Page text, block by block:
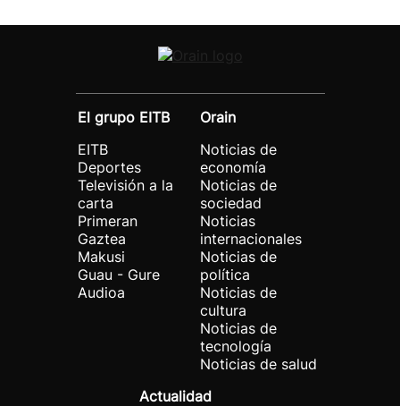
El grupo EITB
EITB
Deportes
Televisión a la
carta
Primeran
Gaztea
Makusi
Guau - Gure
Audioa
Orain
Noticias de
economía
Noticias de
sociedad
Noticias
internacionales
Noticias de
política
Noticias de
cultura
Noticias de
tecnología
Noticias de salud
Actualidad